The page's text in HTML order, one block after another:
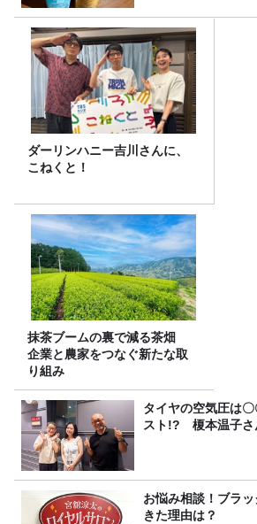
ダーリンハニー吉川さんに、
こねくと！
抹茶ブームの裏で減る茶畑
企業と農家をつなぐ新たな取
り組み
タイヤの空気圧は
スト!? 榎本温子さ
お悩み相談！ブラ
きた理由は？